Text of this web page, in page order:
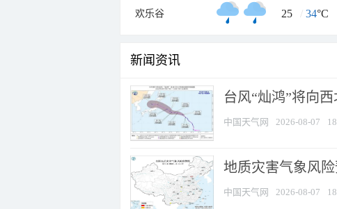
欢乐谷 25 / 34°C
新闻资讯
台风“灿鸿”将向
中国天气网 2026-08-07
地质灾害气象风
中国天气网 2026-08-07